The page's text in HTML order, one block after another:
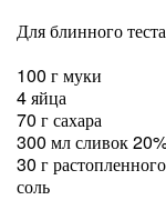
Для блинного
100 г муки
4 яйца
70 г сахара
300 мл сливок
30 г
соль